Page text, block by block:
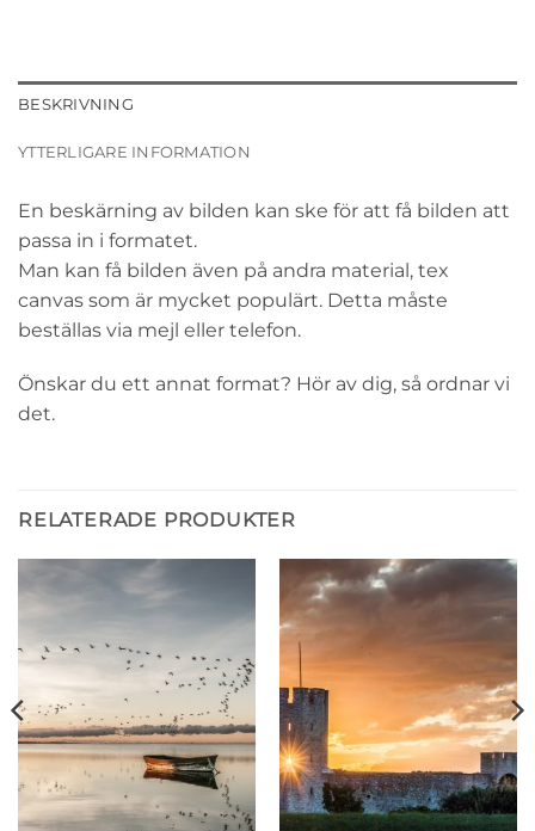
BESKRIVNING
YTTERLIGARE INFORMATION
En beskärning av bilden kan ske för att få bilden att
passa in i formatet.
Man kan få bilden även på andra material, tex
canvas som är mycket populärt. Detta måste
beställas via mejl eller telefon.
Önskar du ett annat format? Hör av dig, så ordnar vi
det.
RELATERADE PRODUKTER